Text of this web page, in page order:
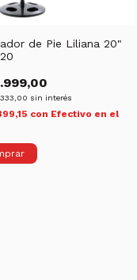
de Pie Liliana 20"
sin interés
con Efectivo en el